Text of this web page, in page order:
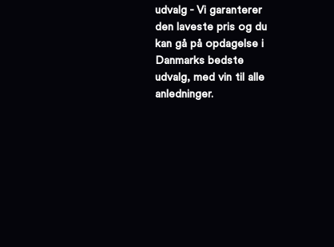
udvalg - Vi garanterer
den laveste pris og du
kan gå på opdagelse i
Danmarks bedste
udvalg, med vin til alle
anledninger.